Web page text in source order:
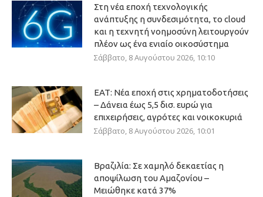
Στη νέα εποχή τεχνολογικής
ανάπτυξης η συνδεσιμότητα, το cloud
και η τεχνητή νοημοσύνη λειτουργούν
πλέον ως ένα ενιαίο οικοσύστημα
Σάββατο, 8 Αυγούστου 2026, 10:10
ΕΑΤ: Νέα εποχή στις χρηματοδοτήσεις
– Δάνεια έως 5,5 δισ. ευρώ για
επιχειρήσεις, αγρότες και νοικοκυριά
Σάββατο, 8 Αυγούστου 2026, 10:01
Βραζιλία: Σε χαμηλό δεκαετίας η
αποψίλωση του Αμαζονίου –
Μειώθηκε κατά 37%